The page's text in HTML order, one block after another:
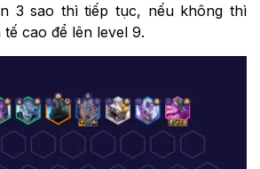
3 sao thì tiếp tục, nếu không thì
cao để lên level 9.